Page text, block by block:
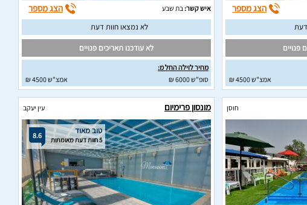
הצג מספר
פנויים
אמצ"ש 4500 ₪
איש קשר:בת שבע הצג מספר
לא נמצאו חוות דעת
לא עודכנו תאריכים פנויים
מחיר לוילה החל מ:
סופ"ש 6000 ₪
אמצ"ש 4500 ₪
חוסן מונסון פרימיום עין יעקב
8.6 טוב מאוד
5 חוות דעת מאומתות